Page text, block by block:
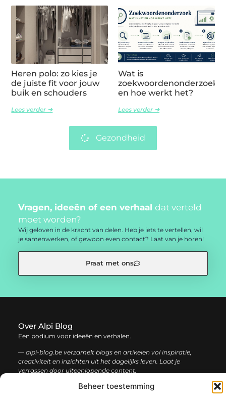
Beheer toestemming
Heren polo: zo kies je
de juiste fit voor jouw
buik en schouders
Lees verder ➜
Wat is
zoekwoordenonderzoek
en hoe werkt het?
Lees verder ➜
Gezondheid
Vragen, ideeën of een verhaal dat verteld
moet worden?
Wij geloven in de kracht van delen. Heb je iets te vertellen, wil
je samenwerken, of gewoon even contact? Laat van je horen!
Praat met ons
Over Alpi Blog
Een podium voor ideeën en verhalen.
— alpi-blog.be verzamelt blogs en artikelen vol inspiratie,
creativiteit en inzichten uit het dagelijks leven. Laat je
verrassen door uiteenlopende content.